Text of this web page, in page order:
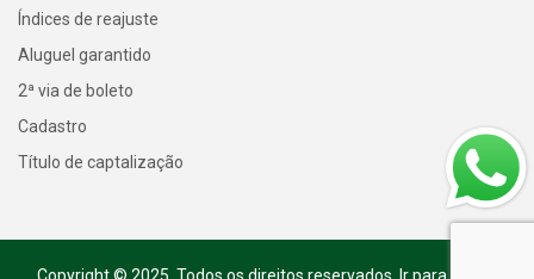
Índices de reajuste
Aluguel garantido
2ª via de boleto
Cadastro
Título de captalização
Copyright © 2025. Todos os direitos reservados. Ir para o topo